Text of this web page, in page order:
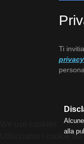
Ti
alla
Utilizziamo i cookie